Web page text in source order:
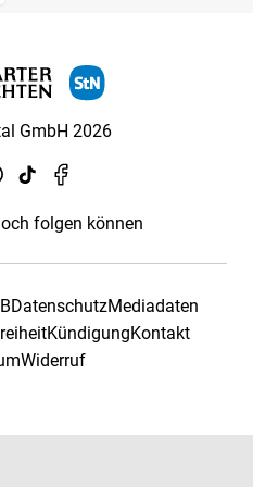
GmbH 2026
folgen können
DatenschutzMediadaten
KündigungKontakt
Widerruf